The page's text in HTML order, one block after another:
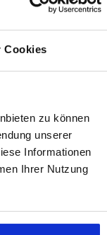
Cookies
zu können
unserer
Informationen
Ihrer Nutzung
Lieferzeit auf
Derzeit nicht auf